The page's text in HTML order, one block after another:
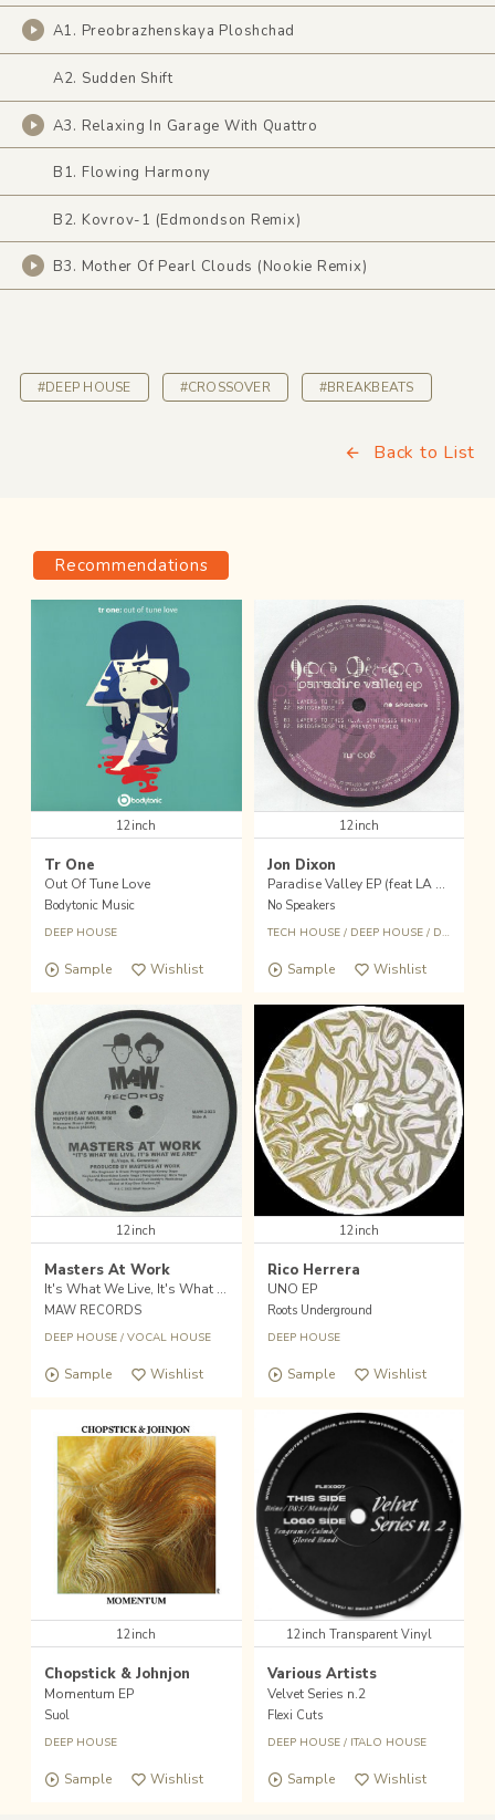
A1. Preobrazhenskaya Ploshchad
A2. Sudden Shift
A3. Relaxing In Garage With Quattro
B1. Flowing Harmony
B2. Kovrov-1 (Edmondson Remix)
B3. Mother Of Pearl Clouds (Nookie Remix)
#DEEP HOUSE #CROSSOVER #BREAKBEATS
Back to List
Recommendations
12inch
Tr One
Out Of Tune Love
Bodytonic Music
DEEP HOUSE
Sample Wishlist
12inch
Jon Dixon
Paradise Valley EP (feat LA Synthesis, El Prevost remixes)
No Speakers
TECH HOUSE/ DEEP HOUSE/ DETROIT
Sample Wishlist
12inch
Masters At Work
It's What We Live, It's What We Are
MAW RECORDS
DEEP HOUSE/ VOCAL HOUSE
Sample Wishlist
12inch
Rico Herrera
UNO EP
Roots Underground
DEEP HOUSE
Sample Wishlist
12inch
Chopstick & Johnjon
Momentum EP
Suol
DEEP HOUSE
Sample Wishlist
12inch Transparent Vinyl
Various Artists
Velvet Series n.2
Flexi Cuts
DEEP HOUSE/ ITALO HOUSE
Sample Wishlist